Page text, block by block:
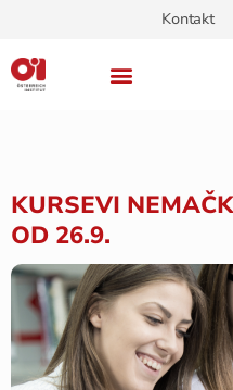
Kontakt
KURSEVI
OD 26.9.